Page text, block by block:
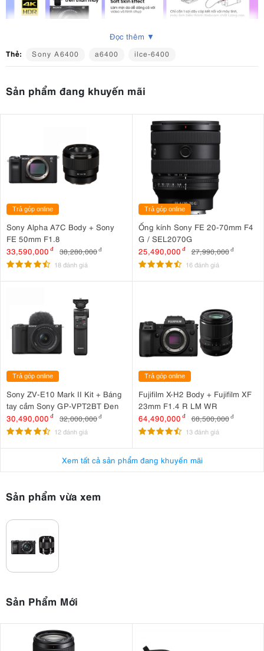
Đọc thêm ▼
Thẻ: Sony A6400 a6400 ilce-6400
Sản phẩm đang khuyến mãi
Trả góp online
Sony Alpha A7C Body + Sony
FE 50mm F1.8
33,590,000 đ 38,280,000đ
18 đánh giá
Trả góp online
Ống kính Sony FE 20-70mm F4
G / SEL2070G
25,490,000 đ 27,990,000 đ
16 đánh giá
Trả góp online
Sony ZV-E10 Mark II Kit + Báng
tay cầm Sony GP-VPT2BT Đen
30,490,000 đ 32,000,000đ
12 đánh giá
Trả góp online
Fujifilm X-H2 Body + Fujifilm XF
23mm F1.4 R LM WR
64,490,000 đ 68,500,000 đ
13 đánh giá
Xem tất cả sản phẩm đang khuyến mãi
Sản phẩm vừa xem
Sản Phẩm Mới